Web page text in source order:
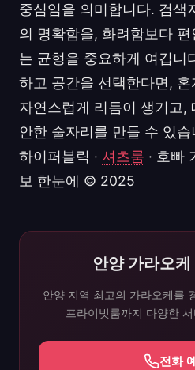
중심임을 의미합니다. 검색
의 명확함을, 화려함보다
는 균형을 중요하게 여깁니
하고 공간을 선택한다면,
자연스럽게 리듬이 생기고,
안한 술자리를 만들 수 있
하이퍼블릭 · 셔츠룸 · 호빠
보 한눈에 © 2025
안양 가라오
안양 지역 최고의 가라오케를
프라이빗룸까지 다양한
전화